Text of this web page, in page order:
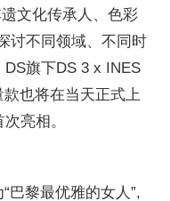
文化传承人、色彩
讨不同领域、不同时
旗下DS 3 x INES
款也将在当天正式上
亮相。
巴黎最优雅的女人”,